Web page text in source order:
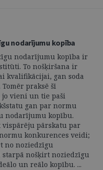
nodarījumu kopība
nodarījumu kopība ir
To nošķiršana ir
kvalifikācijai, gan soda
praksē šī
vieni un tie paši
gan par normu
nodarījumu kopību.
vispārēju pārskatu par
konkurences veidi;
no noziedzīgu
nošķirt noziedzīgu
un reālo kopību. ...